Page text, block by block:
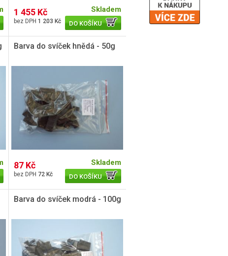
1 455 Kč
1 203 Kč
Skladem
DO KOŠÍKU
Barva do svíček hnědá - 50g
87 Kč
72 Kč
Skladem
DO KOŠÍKU
Barva do svíček modrá - 100g